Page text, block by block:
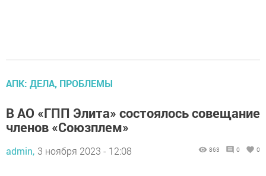
АПК: ДЕЛА, ПРОБЛЕМЫ
В АО «ГПП Элита» состоялось совещание
членов «Союзплем»
admin, 3 ноября 2023 - 12:08 863 0 0